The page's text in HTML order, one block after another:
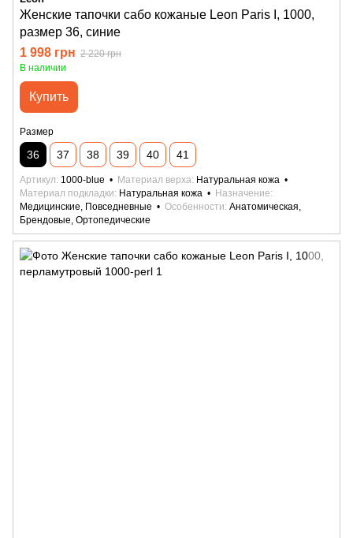
Женские тапочки сабо кожаные Leon Paris I, 1000,
размер 36, синие
1 998 грн 2 220 грн
В наличии
Купить
Размер
36 37 38 39 40 41
Артикул 1000-blue Материал верха Натуральная кожа
Материал подкладки
Натуральная кожа
Назначение
Медицинские, Повседневные
Особенности Анатомическая,
Брендовые, Ортопедические